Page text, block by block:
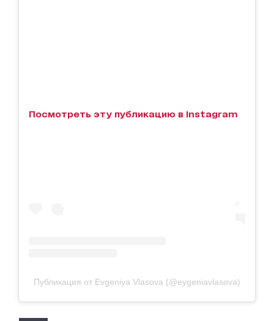
Посмотреть эту публикацию в Instagram
Публикация от Evgeniya Vlasova (@eygeniavlasova)